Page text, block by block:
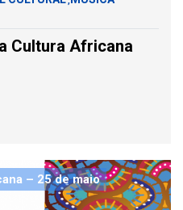
Cultura Africana
– 25 de maio